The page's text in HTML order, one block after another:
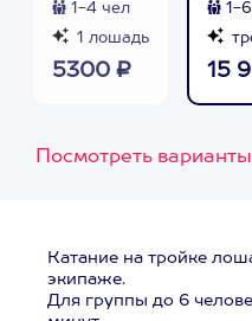
1-4 чел
1 лошадь
5300 ₽
1-
15
Посмотреть
Катание на тройке
экипаже.
Для группы до 6